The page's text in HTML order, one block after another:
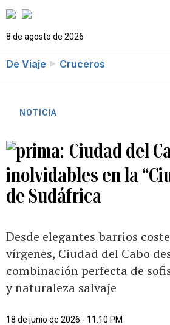
8 de agosto de 2026
De Viaje Cruceros
NOTICIA
Ciudad del
inolvidables en la
de Sudáfrica
Desde elegantes barrios
vírgenes, Ciudad del Cabo
combinación perfecta de
y naturaleza salvaje
18 de junio de 2026 - 11:10 PM